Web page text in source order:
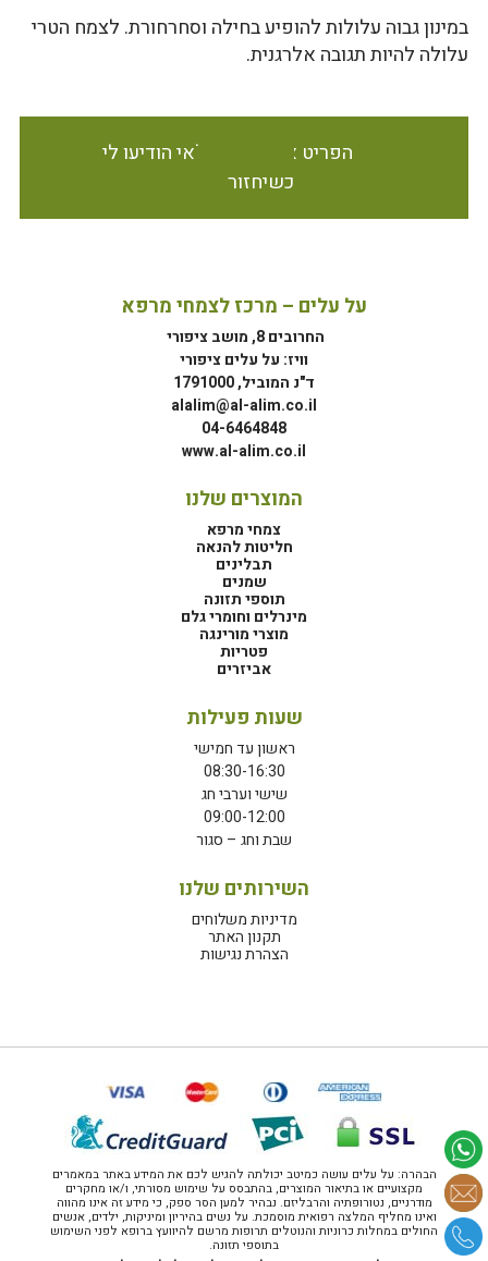
במינון גבוה עלולות להופיע בחילה וסחרחורת. לצמח הטרי
עלולה להיות תגובה אלרגנית.
הפריט אינו זמין במלאי הודיעו לי
כשיחזור
על עלים – מרכז לצמחי מרפא
החרובים 8, מושב ציפורי
וויז: על עלים ציפורי
ד"נ המוביל, 1791000
alalim@al-alim.co.il
04-6464848
www.al-alim.co.il
המוצרים שלנו
צמחי מרפא
חליטות להנאה
תבלינים
שמנים
תוספי תזונה
מינרלים וחומרי גלם
מוצרי מורינגה
פטריות
אביזרים
שעות פעילות
ראשון עד חמישי
08:30-16:30
שישי וערבי חג
09:00-12:00
שבת וחג – סגור
השירותים שלנו
מדיניות משלוחים
תקנון האתר
הצהרת נגישות
הבהרה: על עלים עושה כמיטב יכולתה להגיש לכם את המידע באתר במאמרים
מקצועיים או בתיאור המוצרים, בהתבסס על שימוש מסורתי, ו/או מחקרים
מודרניים, נטורופתיה והרבליזם. נבהיר למען הסר ספק, כי מידע זה אינו מהווה
ואינו מחליף המלצה רפואית מוסמכת. על נשים בהיריון ומיניקות, ילדים, אנשים
החולים במחלות כרוניות והנוטלים תרופות מרשם להיוועץ ברופא לפני השימוש
בתוספי תזונה.